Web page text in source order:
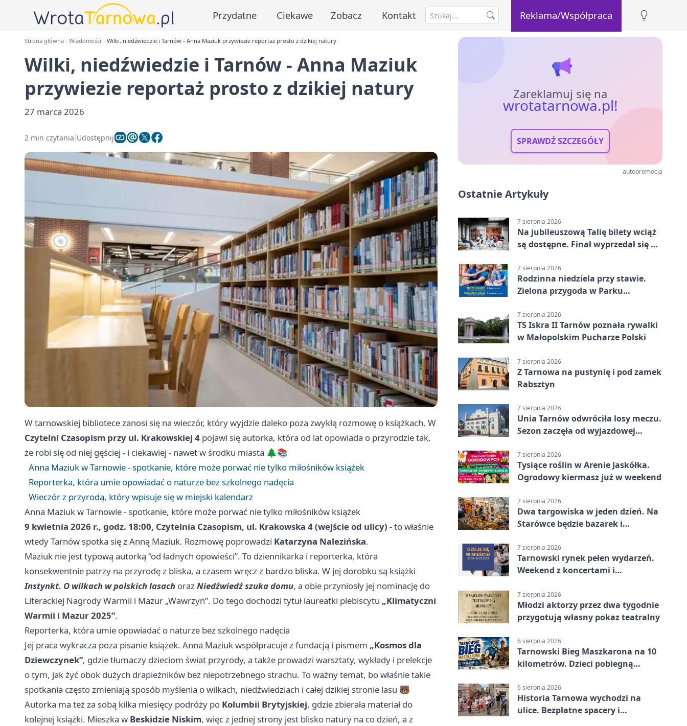
Przydatne Ciekawe Zobacz Kontakt Reklama/Współpraca
Strona główna Wiadomości Wilki, niedźwiedzie i Tarnów - Anna Maziuk przywiezie reportaż prosto z dzikiej natury
Wilki, niedźwiedzie i Tarnów - Anna Maziuk
przywiezie reportaż prosto z dzikiej natury
27 marca 2026
2 min czytania Udostępnij
W tarnowskiej bibliotece zanosi się na wieczór, który wyjdzie daleko poza zwykłą rozmowę o książkach. W
Czytelni Czasopism przy ul. Krakowskiej 4 pojawi się autorka, która od lat opowiada o przyrodzie tak,
że robi się od niej gęściej - i ciekawiej - nawet w środku miasta 🌲📚
Anna Maziuk w Tarnowie - spotkanie, które może porwać nie tylko miłośników książek
Reporterka, która umie opowiadać o naturze bez szkolnego nadęcia
Wieczór z przyrodą, który wpisuje się w miejski kalendarz
Anna Maziuk w Tarnowie - spotkanie, które może porwać nie tylko miłośników książek
9 kwietnia 2026 r., godz. 18:00, Czytelnia Czasopism, ul. Krakowska 4 (wejście od ulicy) - to właśnie
wtedy Tarnów spotka się z Anną Maziuk. Rozmowę poprowadzi Katarzyna Nalezińska.
Maziuk nie jest typową autorką “od ładnych opowieści”. To dziennikarka i reporterka, która
konsekwentnie patrzy na przyrodę z bliska, a czasem wręcz z bardzo bliska. W jej dorobku są książki
Instynkt. O wilkach w polskich lasach orazNiedźwiedź szuka domu, a obie przyniosły jej nominację do
Literackiej Nagrody Warmii i Mazur „Wawrzyn”. Do tego dochodzi tytuł laureatki plebiscytu „Klimatyczni
Warmii i Mazur 2025”.
Reporterka, która umie opowiadać o naturze bez szkolnego nadęcia
Jej praca wykracza poza pisanie książek. Anna Maziuk współpracuje z fundacją i pismem „Kosmos dla
Dziewczynek”, gdzie tłumaczy dzieciom świat przyrody, a także prowadzi warsztaty, wykłady i prelekcje
o tym, jak żyć obok dużych drapieżników bez niepotrzebnego strachu. To ważny temat, bo właśnie takie
spotkania często zmieniają sposób myślenia o wilkach, niedźwiedziach i całej dzikiej stronie lasu 🐻
Autorka ma też za sobą kilka miesięcy podróży po Kolumbii Brytyjskiej, gdzie zbierała materiał do
kolejnej książki. Mieszka w Beskidzie Niskim, więc z jednej strony jest blisko natury na co dzień, a z
Zareklamuj się na
wrotatarnowa.pl!
SPRAWDŹ SZCZEGÓŁY
autopromocja
Ostatnie Artykuły
7 sierpnia 2026
Na jubileuszową Talię bilety wciąż
są dostępne. Finał wyprzedał się w
7 sierpnia 2026
Rodzinna niedziela przy stawie.
Zielona przygoda w Parku
7 sierpnia 2026
TS Iskra II Tarnów poznała rywalki
w Małopolskim Pucharze Polski
7 sierpnia 2026
Z Tarnowa na pustynię i pod zamek
Rabsztyn
7 sierpnia 2026
Unia Tarnów odwróciła losy meczu.
Sezon zaczęła od wyjazdowej
7 sierpnia 2026
Tysiące roślin w Arenie Jaskółka.
Ogrodowy kiermasz już w weekend
7 sierpnia 2026
Dwa targowiska w jeden dzień. Na
Starówce będzie bazarek i
7 sierpnia 2026
Tarnowski rynek pełen wydarzeń.
Weekend z koncertami i
7 sierpnia 2026
Młodzi aktorzy przez dwa tygodnie
przygotują własny pokaz teatralny
6 sierpnia 2026
Tarnowski Bieg Maszkarona na 10
kilometrów. Dzieci pobiegną
6 sierpnia 2026
Historia Tarnowa wychodzi na
ulice. Bezpłatne spacery i